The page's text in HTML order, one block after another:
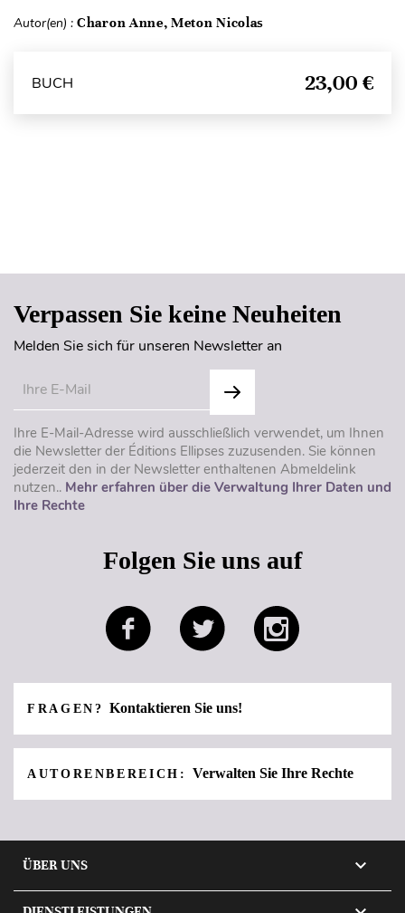
Autor(en) : Charon Anne, Meton Nicolas
BUCH 23,00 €
Verpassen Sie keine Neuheiten
Melden Sie sich für unseren Newsletter an
Ihre E-Mail-Adresse wird ausschließlich verwendet, um Ihnen
die Newsletter der Éditions Ellipses zuzusenden. Sie können
jederzeit den in der Newsletter enthaltenen Abmeldelink
nutzen.. Mehr erfahren über die Verwaltung Ihrer Daten und
Ihre Rechte
Folgen Sie uns auf
FRAGEN?Kontaktieren Sie uns!
AUTORENBEREICH: Verwalten Sie Ihre Rechte
ÜBER UNS 